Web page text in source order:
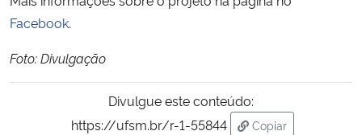
Facebook.
Foto: Divulgação
Divulgue este conteúdo:
https://ufsm.br/r-1-55844
Copiar